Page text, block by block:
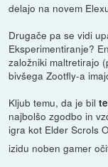
delajo na novem
Drugače pa se vidi
Eksperimentiranje?
založniki maltretirajo
bivšega Zootfly-a
Kljub temu, da je bil
najbolšo zgodbo in
igra kot Elder Scrols
izidu noben gamer